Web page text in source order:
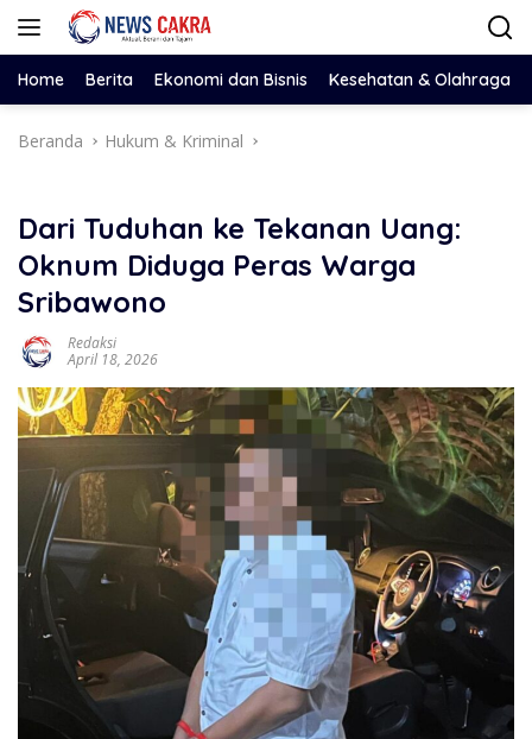
Langsung
Home Berita Ekonomi dan Bisnis Kesehatan & Olahraga
Beranda Hukum & Kriminal
Dari Tuduhan ke Tekanan Uang:
Oknum Diduga Peras Warga
Sribawono
Redaksi
April 18, 2026